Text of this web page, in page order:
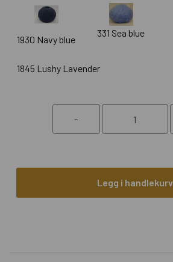
1930 Navy blue
331 Sea blue
1845 Lushy Lavender
Legg i handlekurv